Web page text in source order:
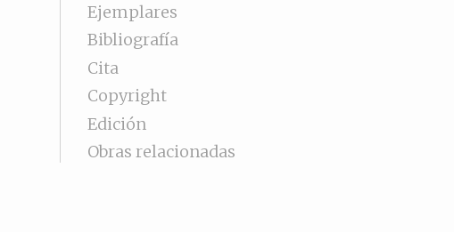
Ejemplares
Bibliografía
Cita
Copyright
Edición
Obras relacionadas